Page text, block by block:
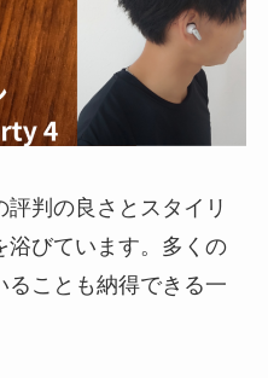
判の良さとスタイリ
浴びています。多くの
ることも納得できる一